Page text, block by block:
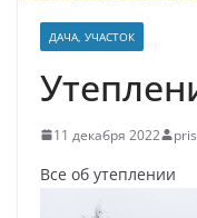
ДАЧА, УЧАСТОК
11 декабря 2022
Все об утеплении